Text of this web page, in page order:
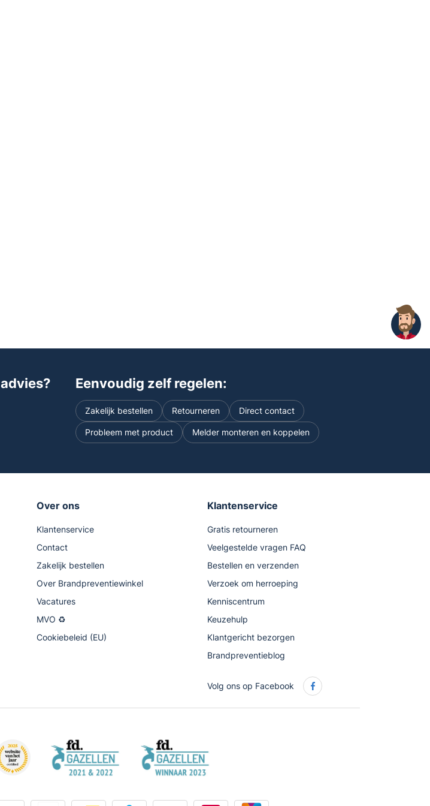
Eenvoudig zelf regelen:
Zakelijk bestellen Retourneren Direct contact
Probleem met product Melder monteren en koppelen
Over ons
Klantenservice
Contact
Zakelijk bestellen
Over Brandpreventiewinkel
Vacatures
MVO ♻
Cookiebeleid (EU)
Klantenservice
Gratis retourneren
Veelgestelde vragen FAQ
Bestellen en verzenden
Verzoek om herroeping
Kenniscentrum
Keuzehulp
Klantgericht bezorgen
Brandpreventieblog
Volg ons op Facebook